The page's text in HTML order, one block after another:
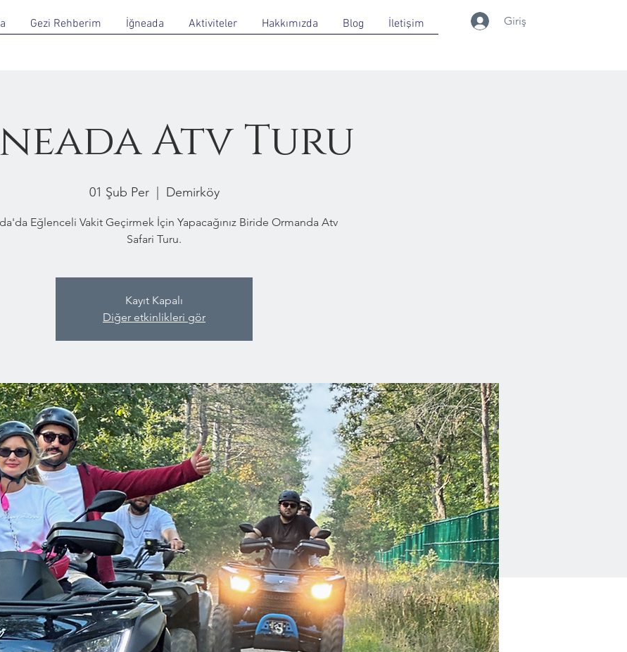
Gezi Rehberim İğneada Aktiviteler Hakkımızda Blog İletişim Giriş
Atv Turu
01 Şub Per
  |
Demirköy
Eğlenceli Vakit Geçirmek İçin Yapacağınız Biride Ormanda Atv
Safari Turu.
Kayıt Kapalı
Diğer etkinlikleri gör